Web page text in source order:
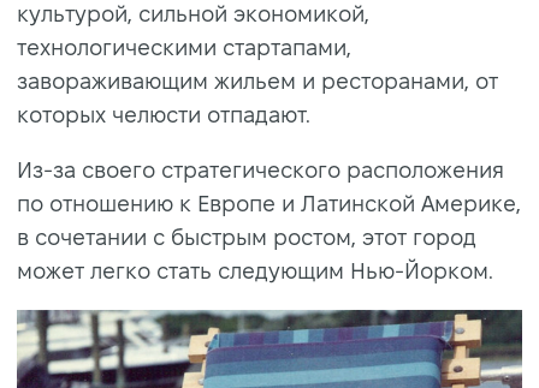
культурой, сильной экономикой,
технологическими стартапами,
завораживающим жильем и ресторанами, от
которых челюсти отпадают.
Из-за своего стратегического расположения
по отношению к Европе и Латинской Америке,
в сочетании с быстрым ростом, этот город
может легко стать следующим Нью-Йорком.